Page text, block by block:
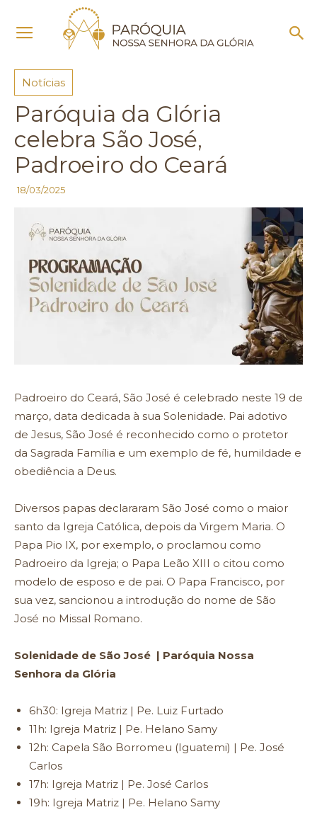
Notícias
Notícias
Paróquia da Glória
celebra São José,
Padroeiro do Ceará
18/03/2025
Padroeiro do Ceará, São José é celebrado neste 19 de
março, data dedicada à sua Solenidade. Pai adotivo
de Jesus, São José é reconhecido como o protetor
da Sagrada Família e um exemplo de fé, humildade e
obediência a Deus.
Diversos papas declararam São José como o maior
santo da Igreja Católica, depois da Virgem Maria. O
Papa Pio IX, por exemplo, o proclamou como
Padroeiro da Igreja; o Papa Leão XIII o citou como
modelo de esposo e de pai. O Papa Francisco, por
sua vez, sancionou a introdução do nome de São
José no Missal Romano.
Solenidade de São José | Paróquia Nossa
Senhora da Glória
6h30: Igreja Matriz | Pe. Luiz Furtado
11h: Igreja Matriz | Pe. Helano Samy
12h: Capela São Borromeu (Iguatemi) | Pe. José
Carlos
17h: Igreja Matriz | Pe. José Carlos
19h: Igreja Matriz | Pe. Helano Samy